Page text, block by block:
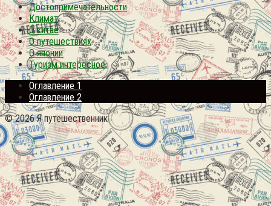
Достопримечательности
Климат
О китае
О путешествиях
О японии
Туризм интересное
Оглавление 1
Оглавление 2
© 2026 Я путешественник